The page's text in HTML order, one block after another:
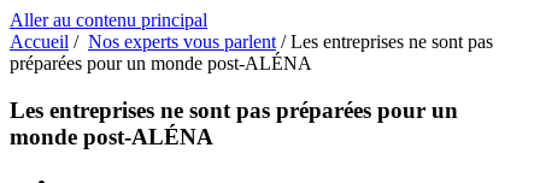
Aller au contenu principal
Accueil / Nos experts vous parlent /Les entreprises ne sont pas
préparées pour un monde post-ALÉNA
Les entreprises ne sont pas préparées pour un
monde post-ALÉNA